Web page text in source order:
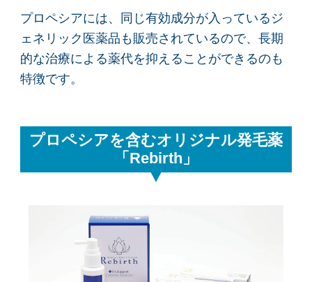
プロペシアには、同じ有効成分が入っているジ
ェネリック医薬品も販売されているので、長期
的な治療による薬代を抑えることができるのも
特徴です。
プロペシアを含むオリジナル発毛薬
「Rebirth」